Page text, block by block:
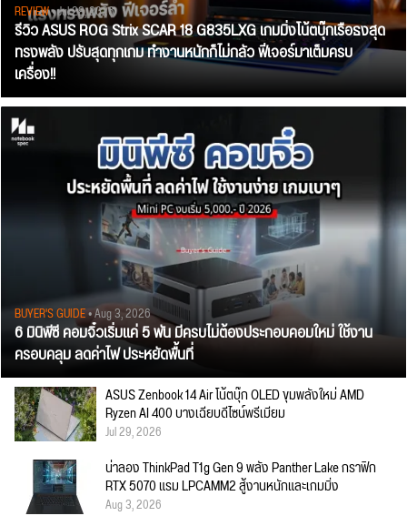
REVIEW• Jul 28, 2026
รีวิว ASUS ROG Strix SCAR 18 G835LXG เกมมิ่งโน้ตบุ๊กเรือธงสุด
ทรงพลัง ปรับสุดทุกเกม ทำงานหนักก็ไม่กลัว ฟีเจอร์มาเต็มครบ
เครื่อง!!
BUYER'S GUIDE• Aug 3, 2026
6 มินิพีซี คอมจิ๋วเริ่มแค่ 5 พัน มีครบไม่ต้องประกอบคอมใหม่ ใช้งาน
ครอบคลุม ลดค่าไฟ ประหยัดพื้นที่
ASUS Zenbook 14 Air โน้ตบุ๊ก OLED ขุมพลังใหม่ AMD
Ryzen AI 400 บางเฉียบดีไซน์พรีเมียม
Jul 29, 2026
น่าลอง ThinkPad T1g Gen 9 พลัง Panther Lake กราฟิก
RTX 5070 แรม LPCAMM2 สู้งานหนักและเกมมิ่ง
Aug 3, 2026